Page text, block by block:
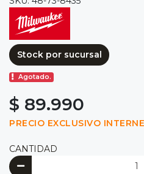
Stock por sucursal
Agotado.
$ 89.990
PRECIO EXCLUSIVO
CANTIDAD